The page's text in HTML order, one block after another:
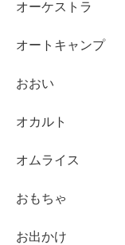
オーケストラ
オートキャンプ
おおい
オカルト
オムライス
おもちゃ
お出かけ